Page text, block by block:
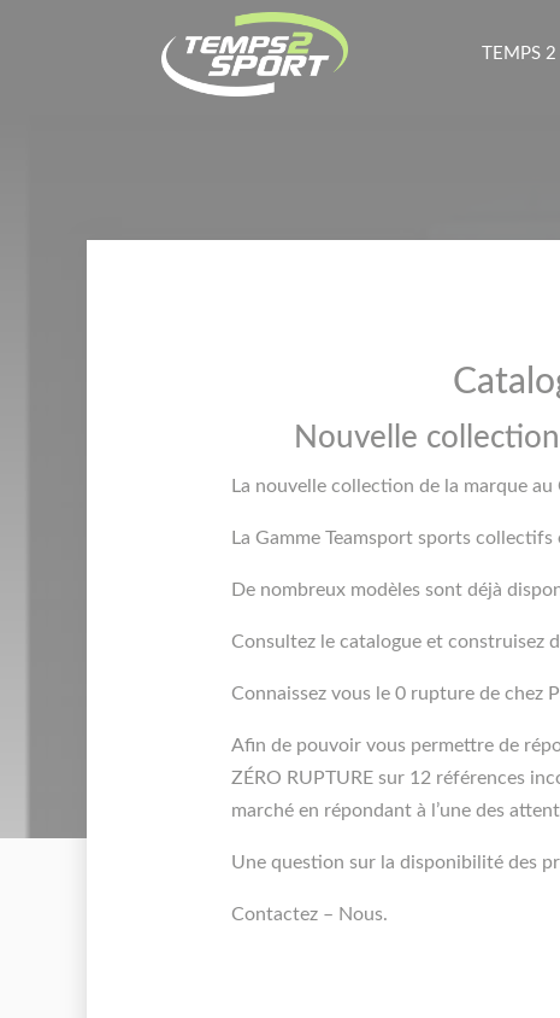
TEMPS 2
Nouvelle
La nouvelle collection de la marque au
La Gamme Teamsport sports
De nombreux modèles sont déjà
Consultez le catalogue et construisez
Connaissez vous le 0 rupture de chez
Afin de pouvoir vous permettre de
ZÉRO RUPTURE sur 12 références
marché en répondant à l’une des
Une question sur la disponibilité des
Contactez – Nous.